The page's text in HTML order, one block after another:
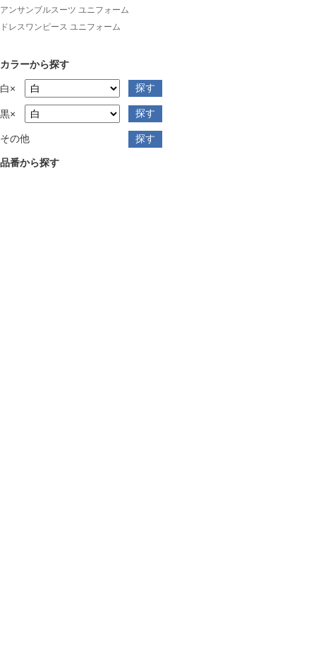
アンサンブルスーツ ユニフォーム
ドレスワンピース ユニフォーム
カラーから探す
白×
黒×
その他
品番から探す